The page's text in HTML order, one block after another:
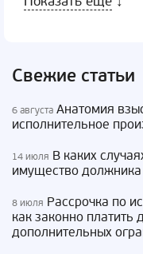
Свежие статьи
6 августа Анатомия
исполнительное
14 июля В каких
имущество должника
8 июля Рассрочка по
как законно платить
дополнительных